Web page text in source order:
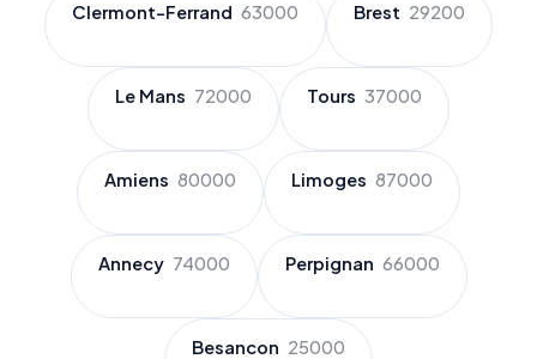
Clermont-Ferrand 63000 Brest 29200
Le Mans 72000 Tours 37000
Amiens 80000 Limoges 87000
Annecy 74000 Perpignan 66000
Besancon 25000